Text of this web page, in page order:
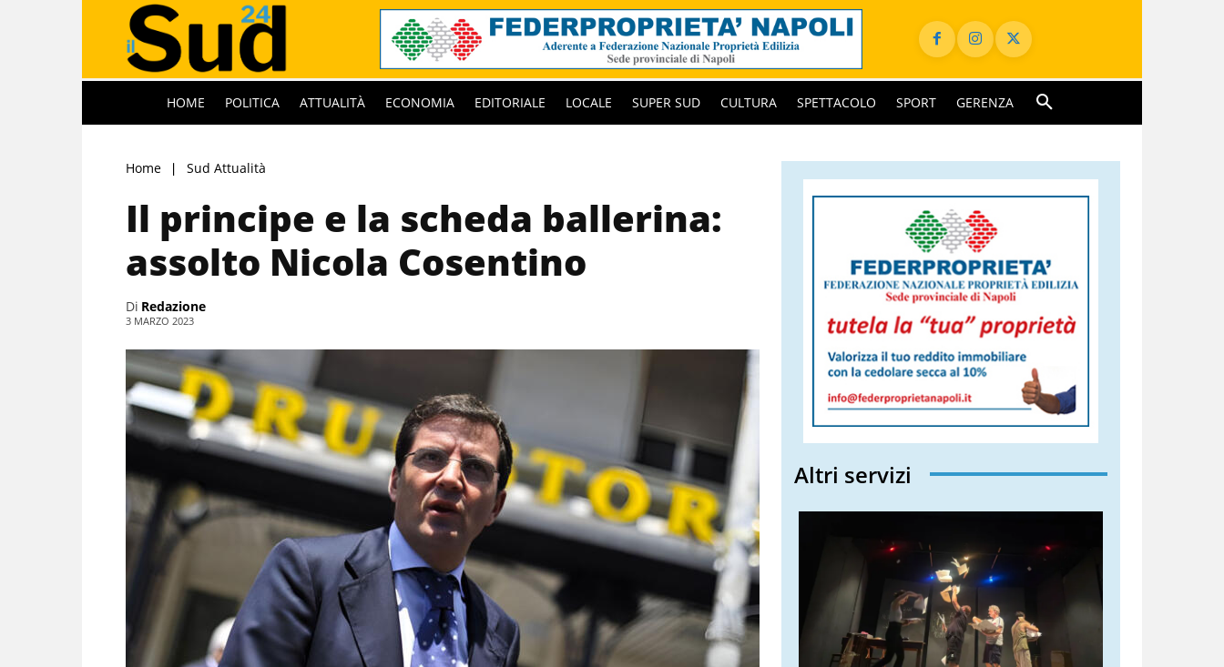
HOME POLITICA ATTUALITÀ ECONOMIA EDITORIALE LOCALE SUPER SUD CULTURA SPETTACOLO SPORT GERENZA
Home Sud Attualità
Il principe e la scheda ballerina:
assolto Nicola Cosentino
Di Redazione
3 MARZO 2023
Altri servizi